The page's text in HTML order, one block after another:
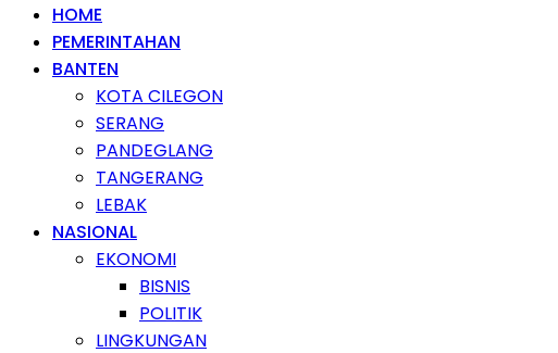
HOME
PEMERINTAHAN
BANTEN
KOTA CILEGON
SERANG
PANDEGLANG
TANGERANG
LEBAK
NASIONAL
EKONOMI
BISNIS
POLITIK
LINGKUNGAN